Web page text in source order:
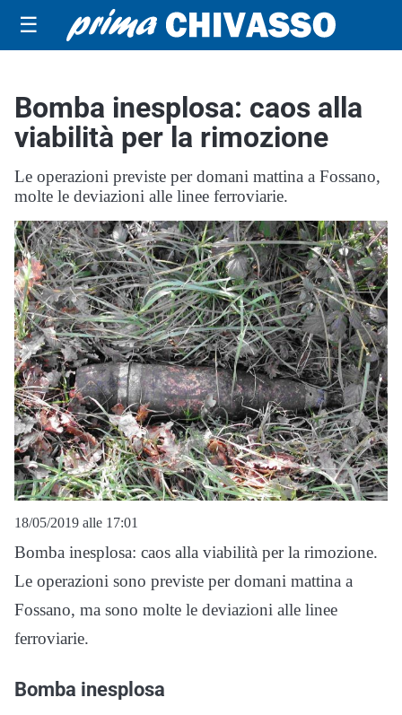
☰
Bomba inesplosa: caos alla
viabilità per la rimozione
Le operazioni previste per domani mattina a Fossano,
molte le deviazioni alle linee ferroviarie.
18/05/2019 alle 17:01
Bomba inesplosa: caos alla viabilità per la rimozione.
Le operazioni sono previste per domani mattina a
Fossano, ma sono molte le deviazioni alle linee
ferroviarie.
Bomba inesplosa